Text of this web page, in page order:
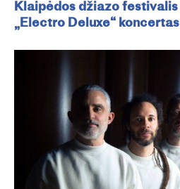
Klaipėdos džiazo festivalis
„Electro Deluxe“ koncertas